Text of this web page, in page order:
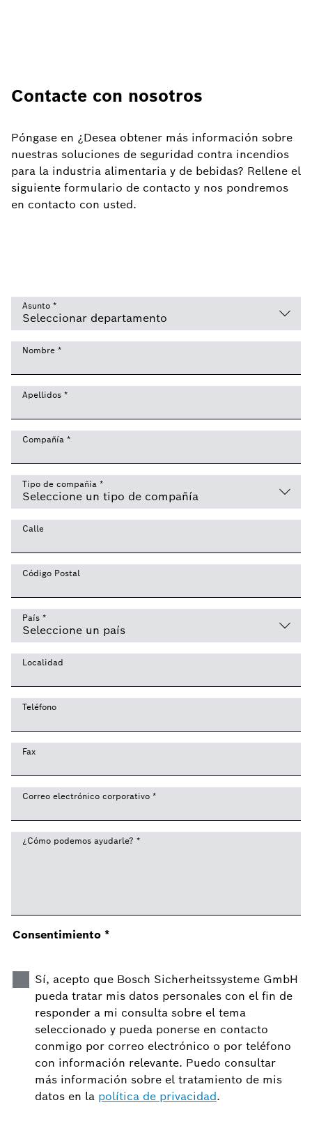
Contacte con nosotros
Póngase en ¿Desea obtener más información sobre
nuestras soluciones de seguridad contra incendios
para la industria alimentaria y de bebidas? Rellene el
siguiente formulario de contacto y nos pondremos
en contacto con usted.
Asunto *
Nombre *
Apellidos *
Compañía *
Tipo de compañía *
Calle
Código Postal
País *
Localidad
Teléfono
Fax
Correo electrónico corporativo *
¿Cómo podemos ayudarle? *
Consentimiento *
Sí, acepto que Bosch Sicherheitssysteme GmbH
pueda tratar mis datos personales con el fin de
responder a mi consulta sobre el tema
seleccionado y pueda ponerse en contacto
conmigo por correo electrónico o por teléfono
con información relevante. Puedo consultar
más información sobre el tratamiento de mis
datos en la política de privacidad.